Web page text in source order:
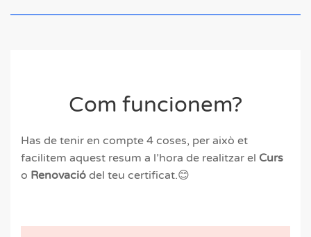
Com funcionem?
Has de tenir en compte 4 coses, per això et
facilitem aquest resum a l’hora de realitzar el Curs
o Renovació del teu certificat.😊